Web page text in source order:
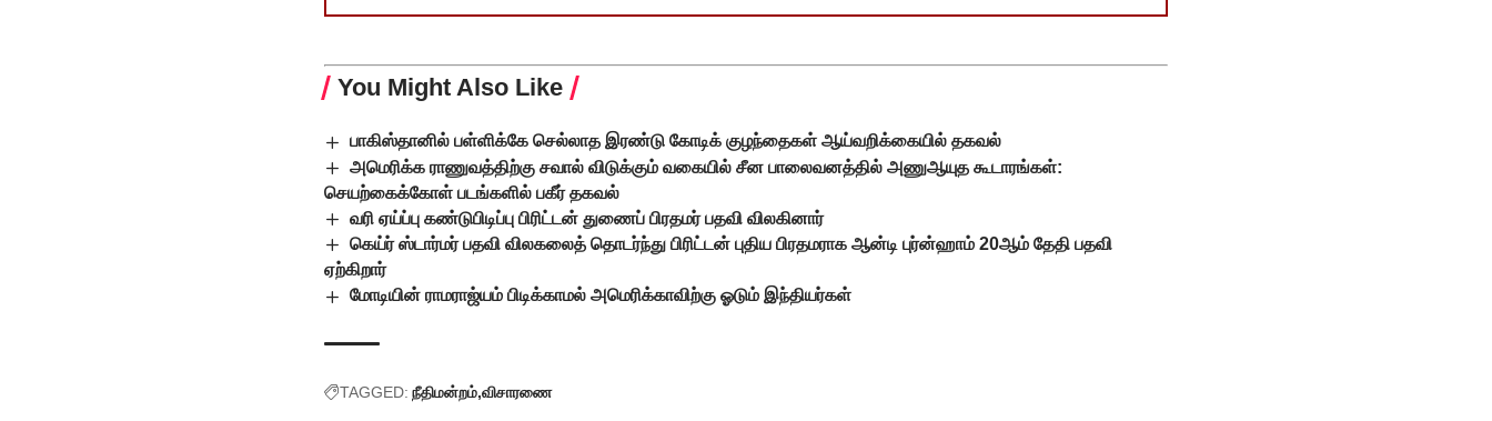
You Might Also Like
பாகிஸ்தானில் பள்ளிக்கே செல்லாத இரண்டு கோடிக் குழந்தைகள் ஆய்வறிக்கையில் தகவல்
அமெரிக்க ராணுவத்திற்கு சவால் விடுக்கும் வகையில் சீன பாலைவனத்தில் அணுஆயுத கூடாரங்கள்:
செயற்கைக்கோள் படங்களில் பகீர் தகவல்
வரி ஏய்ப்பு கண்டுபிடிப்பு பிரிட்டன் துணைப் பிரதமர் பதவி விலகினார்
கெய்ர் ஸ்டார்மர் பதவி விலகலைத் தொடர்ந்து பிரிட்டன் புதிய பிரதமராக ஆன்டி புர்ன்ஹாம் 20ஆம் தேதி பதவி
ஏற்கிறார்
மோடியின் ராமராஜ்யம் பிடிக்காமல் அமெரிக்காவிற்கு ஓடும் இந்தியர்கள்
TAGGED: நீதிமன்றம் விசாரணை